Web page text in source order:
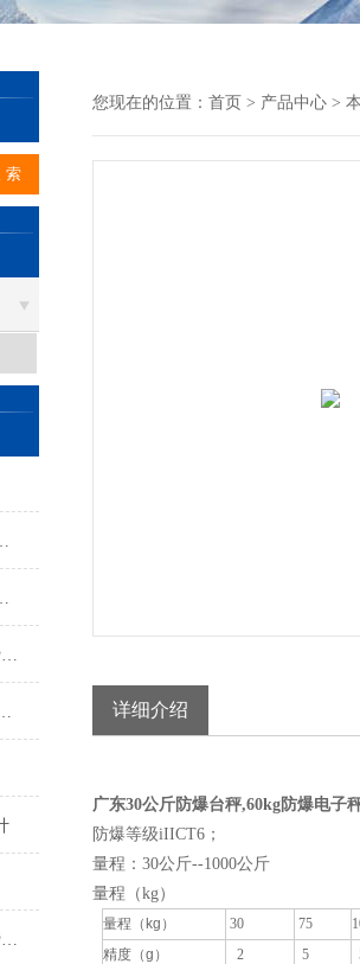
塔拉无人值守汽车衡维修
）防腐蚀吊秤维修
玉屏150吨吊秤（黔西南20吨地磅（罗甸200吨汽车衡）德江轨道称维修
灌装电子称）掇刀80T汽车衡维修
魏都便携式地磅（建安200吨地磅）新华汽车地磅维修
您现在的位置： 首页 > 产品中心 >
详细介绍
广东30公斤防爆台秤,60kg防爆电子
防爆等级iIICT6；
量程：30公斤--1000公斤
量程（kg）
量程（ kg ） 30 75
精度（g ） 2 5